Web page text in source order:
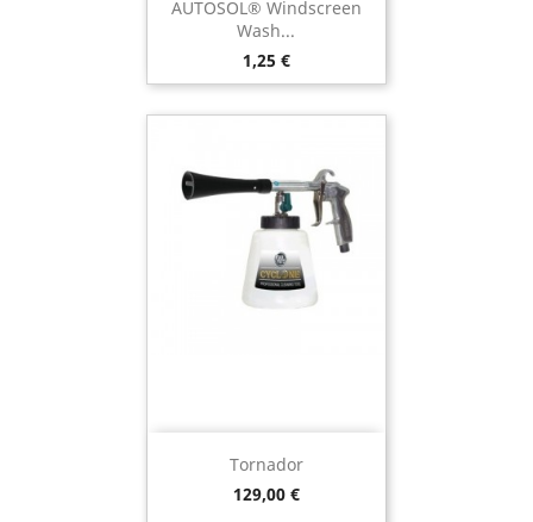
AUTOSOL® Windscreen
Wash...
Preço
1,25 €
Tornador
Preço
129,00 €